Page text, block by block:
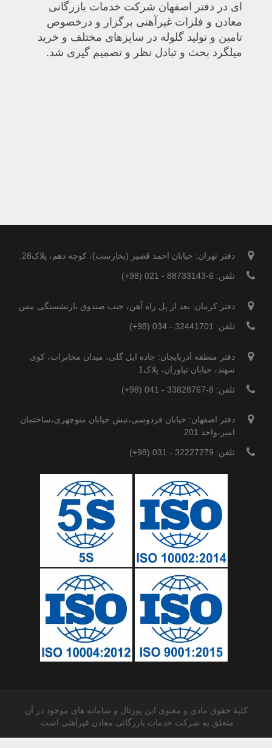
ای در دفتر اصفهان شرکت خدمات بازرگانی
معادن و فلزات غیرآهنی برگزار و درخصوص
تامین و تولید گلوله در سایزهای مختلف و خرید
میلگرد بحث و تبادل نظر و تصمیم گیری شد.
دفتر تهران: خیابان احمد قصیر (بخارست)، کوچه دهم، پلاک28.
تلفن: 6-88733143 - 021 (98+)
دفتر کرمان: بعد از پل راه آهن، جنب صندوق بازنشستگی مس.
تلفن: 32441701 - 034 (98+)
دفتر منطقه آذربایجان: جاده ایل گلی، میدان مخابرات، کوی
سهند، خیابان نیاوران، پلاک1
تلفن: 8-33828767 - 041 (98+)
دفتر اصفهان: خیابان فردوسی،نبش خیابان منوچهری،ساختمان
امیر،واحد 201
تلفن: 32227279 - 031 (98+)
کلیۀ حقوق مادی و معنوی این پورتال و سامانه های موجود در آن
متعلق به شرکت خدمات بازرگانی معادن غیرآهنی است.